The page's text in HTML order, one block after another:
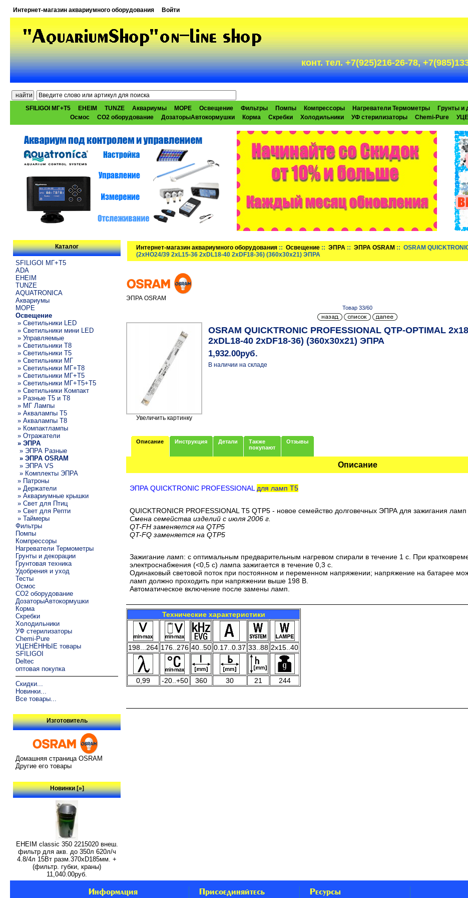
Интернет-магазин аквариумного оборудования Войти
конт. тел. +7(925)216-26-78,
SFILIGOI МГ+Т5 EHEIM TUNZE Аквариумы МОРЕ Освещение Фильтры Помпы Компрессоры Нагреватели Термометры Грунты и
Осмос
CO2 оборудование ДозаторыАвтокормушки Корма Скребки Холодильники УФ стерилизаторы Chemi-Pure
Каталог
SFILIGOI МГ+Т5
ADA
EHEIM
TUNZE
AQUATRONICA
Аквариумы
МОРЕ
Освещение
» Светильники LED
» Светильники мини LED
» Управляемые
» Светильники T8
» Светильники T5
» Светильники МГ
» Светильники МГ+T8
» Светильники МГ+T5
» Светильники МГ+T5+T5
» Светильники Компакт
» Разные T5 и T8
» МГ Лампы
» Аквалампы T5
» Аквалампы T8
» Компактлампы
» Отражатели
» ЭПРА
» ЭПРА Разные
» ЭПРА OSRAM
» ЭПРА VS
» Комплекты ЭПРА
» Патроны
» Держатели
» Аквариумные крышки
» Свет для Птиц
» Свет для Репти
» Таймеры
Фильтры
Помпы
Компрессоры
Нагреватели Термометры
Грунты и декорации
Грунтовая техника
Удобрения и уход
Тесты
Осмос
CO2 оборудование
ДозаторыАвтокормушки
Корма
Скребки
Холодильники
УФ стерилизаторы
Chemi-Pure
УЦЕНЁННЫЕ товары
SFILIGOI
Deltec
оптовая покупка
Скидки...
Новинки...
Все товары...
Изготовитель
Домашняя страница OSRAM
Другие его товары
Новинки [»]
EHEIM classic 350 2215020 внеш.
фильтр для акв. до 350л 620л/ч
4.8/4л 15Вт разм.370хD185мм. +
(фильтр. губки, краны)
11,040.00руб.
Интернет-магазин аквариумного оборудования ::Освещение ::ЭПРА ::ЭПРА OSRAM :: OSRAM
(2xHO24/39 2xL15-36 2xDL18-40 2xDF18-36) (360х30х21) ЭПРА
ЭПРА OSRAM
Товар 33/60
Увеличить картинку
OSRAM QUICKTRONIC PROFESSIONAL QTP-OPTIMAL
2xDL18-40 2xDF18-36) (360х30х21) ЭПРА
1,932.00руб.
В наличии на складе
Описание Инструкция Детали
Также
покупают
Отзывы
Описание
ЭПРА QUICKTRONIC PROFESSIONAL для ламп T5
QUICKTRONICR PROFESSIONAL T5 QTP5 - новое семейство долговечных ЭПРА для зажигания ламп
Смена семейства изделий с июля 2006 г.
QT-FH заменяется на QTP5
QT-FQ заменяется на QTP5
Зажигание ламп: с оптимальным предварительным нагревом спирали в течение 1 с. При
электроснабжения (<0,5 c) лампа зажигается в течение 0,3 с.
Одинаковый световой поток при постоянном и переменном напряжении; напряжение на батарее
ламп должно проходить при напряжении выше 198 В.
Автоматическое включение после замены ламп.
Технические характеристики
198...264 176..276 40..50 0.17..0.37 33..88 2x15..40
0,99 -20..+50 360 30 21 244
Информация Присоединяйтесь Ресурсы